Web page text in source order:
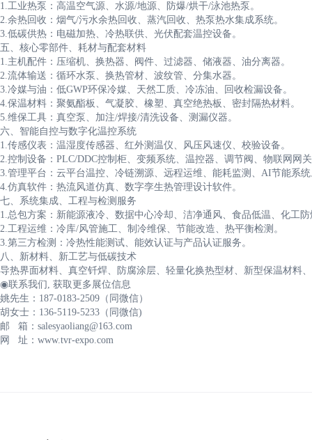
1.工业热泵：高温空气源、水源/地源、防爆/烘干/泳池热泵。
2.余热回收：烟气/污水余热回收、蒸汽回收、热泵热水集成系统。
3.低碳供热：电磁加热、冷热联供、光伏配套温控设备。
五、核心零部件、耗材与配套材料
1.主机配件：压缩机、换热器、阀件、过滤器、储液器、油分离器。
2.流体输送：循环水泵、换热管材、波纹管、分集水器。
3.冷媒与油：低GWP环保冷媒、天然工质、冷冻油、回收检漏设备。
4.保温材料：聚氨酯板、气凝胶、橡塑、真空绝热板、密封隔热材料。
5.维保工具：真空泵、加注/焊接/清洗设备、测漏仪器。
六、智能自控与数字化温控系统
1.传感仪表：温湿度传感器、红外测温仪、风压风速仪、校验设备。
2.控制设备：PLC/DDC控制柜、变频系统、温控器、调节阀、物联网网
3.管理平台：云平台温控、冷链溯源、远程运维、能耗监测、AI节能系
4.仿真软件：热流风道仿真、数字孪生热管理设计软件。
七、系统集成、工程与检测服务
1.总包方案：新能源液冷、数据中心冷却、洁净通风、食品低温、化工
2.工程运维：冷库/风管施工、制冷维保、节能改造、热平衡检测。
3.第三方检测：冷热性能测试、能效认证与产品认证服务。
八、新材料、新工艺与低碳技术
导热界面材料、真空钎焊、防腐涂层、轻量化换热型材、新型保温材料
◉联系我们, 获取更多展位信息
姚先生：187-0183-2509（同微信）
胡女士：136-5119-5233（同微信)
邮 箱：salesyaoliang@163.com
网 址：www.tvr-expo.com